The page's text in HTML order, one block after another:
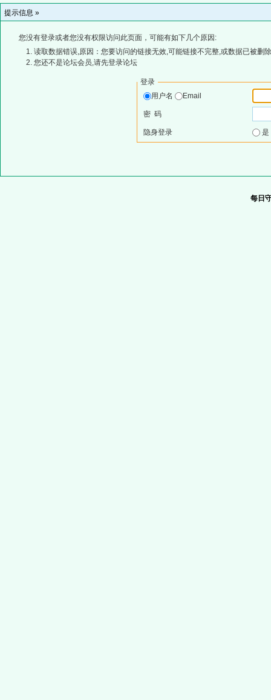
提示信息 »
您没有登录或者您没有权限访问此页面，可能有如下几个原因:
读取数据错误,原因：您要访问的链接无效,可能链接不完整,或数据已被删
您还不是论坛会员,请先登录论坛
登录
用户名
Email
密 码
隐身登录
每日